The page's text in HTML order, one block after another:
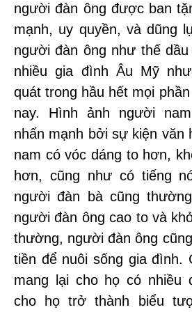
người đàn ông được ban
mạnh, uy quyền, và dũng
người đàn ông như thế
nhiều gia đình Âu Mỹ
quát trong hầu hết mọi
nay. Hình ảnh người
nhấn mạnh bởi sự kiện văn
nam có vóc dáng to hơn,
hơn, cũng như có tiếng
người đàn bà cũng
người đàn ông cao to và
thường, người đàn ông
tiền để nuôi sống gia đình.
mang lại cho họ có nhiều
cho họ trở thành biểu